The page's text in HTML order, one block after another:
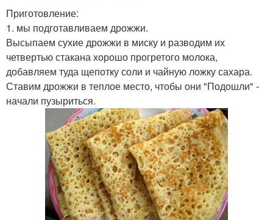
Приготовление:
1. мы подготавливаем дрожжи.
Высыпаем сухие дрожжи в миску и разводим их
четвертью стакана хорошо прогретого молока,
добавляем туда щепотку соли и чайную ложку сахара.
Ставим дрожжи в теплое место, чтобы они "Подошли" -
начали пузыриться.